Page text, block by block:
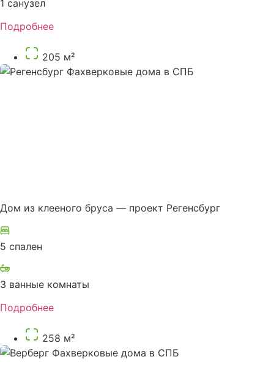
1 санузел
Подробнее
205 м²
Дом из клееного бруса — проект Регенсбург
5 спален
3 ванные комнаты
Подробнее
258 м²